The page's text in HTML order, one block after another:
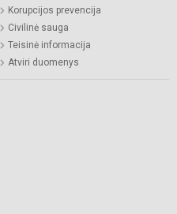
Korupcijos prevencija
Civilinė sauga
Teisinė informacija
Atviri duomenys